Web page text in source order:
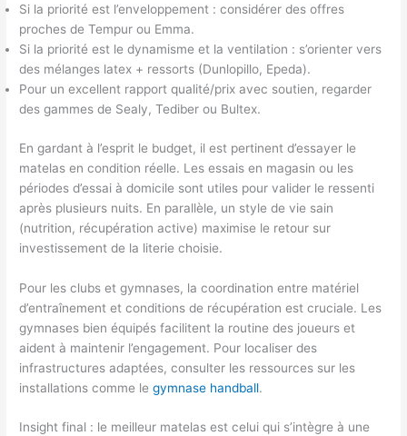
Si la priorité est l’enveloppement : considérer des offres
proches de Tempur ou Emma.
Si la priorité est le dynamisme et la ventilation : s’orienter vers
des mélanges latex + ressorts (Dunlopillo, Epeda).
Pour un excellent rapport qualité/prix avec soutien, regarder
des gammes de Sealy, Tediber ou Bultex.
En gardant à l’esprit le budget, il est pertinent d’essayer le
matelas en condition réelle. Les essais en magasin ou les
périodes d’essai à domicile sont utiles pour valider le ressenti
après plusieurs nuits. En parallèle, un style de vie sain
(nutrition, récupération active) maximise le retour sur
investissement de la literie choisie.
Pour les clubs et gymnases, la coordination entre matériel
d’entraînement et conditions de récupération est cruciale. Les
gymnases bien équipés facilitent la routine des joueurs et
aident à maintenir l’engagement. Pour localiser des
infrastructures adaptées, consulter les ressources sur les
installations comme legymnase handball.
Insight final : le meilleur matelas est celui qui s’intègre à une